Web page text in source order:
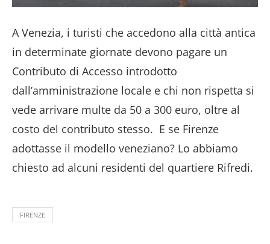
A Venezia, i turisti che accedono alla città antica
in determinate giornate devono pagare un
Contributo di Accesso introdotto
dall’amministrazione locale e chi non rispetta si
vede arrivare multe da 50 a 300 euro, oltre al
costo del contributo stesso. E se Firenze
adottasse il modello veneziano? Lo abbiamo
chiesto ad alcuni residenti del quartiere Rifredi.
FIRENZE